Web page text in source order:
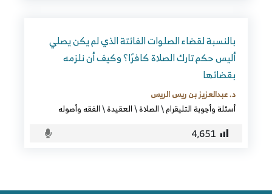
بالنسبة لقضاء الصلوات الفائتة الذي لم يكن يصلي
أليس حكم تارك الصلاة كافرًا؟ وكيف أن نلزمه
بقضائها
د. عبدالعزيز بن ريس الريس
أسئلة وأجوبة التليقرام\الصلاة\العقيدة\الفقه وأصوله
4٬651